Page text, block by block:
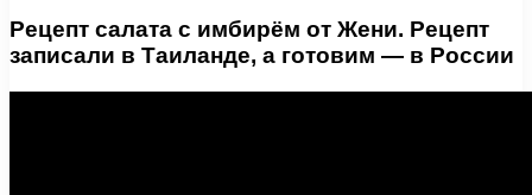
Рецепт салата с имбирём от Жени. Рецепт
записали в Таиланде, а готовим — в России